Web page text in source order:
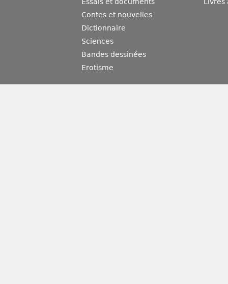
Essais et documents
Contes et nouvelles
Dictionnaire
Sciences
Bandes dessinées
Erotisme
Livres